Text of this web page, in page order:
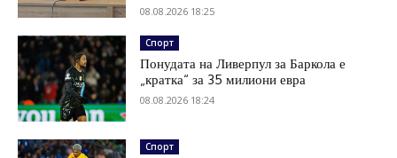
08.08.2026 18:25
Спорт
Понудата на Ливерпул за Баркола е
„кратка“ за 35 милиони евра
08.08.2026 18:24
Спорт